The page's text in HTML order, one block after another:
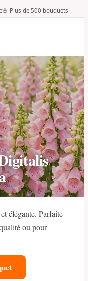
🌸 Plus de 500 bouquets
élégante. Parfaite
ou pour